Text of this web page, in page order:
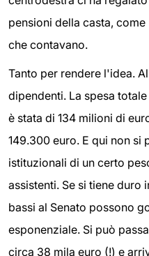
pensioni della casta,
che contavano.
Tanto per rendere l'idea.
dipendenti. La spesa
è stata di 134 milioni di
149.300 euro. E qui non si
istituzionali di un certo
assistenti. Se si tiene duro
bassi al Senato possono
esponenziale. Si può
circa 38 mila euro (!) e